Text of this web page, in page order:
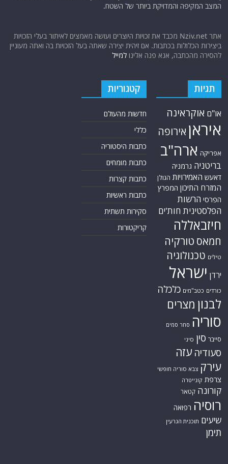
המצב המקיפה והמדויקת ביותר של השטח.
אתר Nziv.net מכבד את זכויות היוצרים ועושה מאמצים לאיתור בעלי הזכויות
ביצירות הכלולות בכתבות. אם זיהית יצירה שאתה בעל הזכויות בה ואתה מעוניין
להסירה מהכתבה, אנא פנה אלינולמייל
תגיות
או"ם אוקראינה
איראן אירופה
אפריקה ארה"ב
בריטניה גרמניה
דאעש האמירויות הגולן
המזרח התיכון המפרץ
הפרסי הרשות
הפלסטינית חות'ים
חיזבאללה
חמאס טורקיה
טילים טכנולוגיה
ירדן ישראל
כורדים כטב"מים כלכלה
לבנון מצרים
סוריה סחר סמים
סייבר סין סיני
סעודיה עזה
עירק צבא סוריה חופשי
צרפת קונייטרה
קורונה קטאר
רוסיה רפואה
שיעים תוכנית הגרעין
תימן
קטגוריות
חדשות מהעולם
כללי
כתבות היסטוריה
כתבות מומחים
כתבות קצרות
כתבות ראשיות
סקירות תשתית
קריקטורות